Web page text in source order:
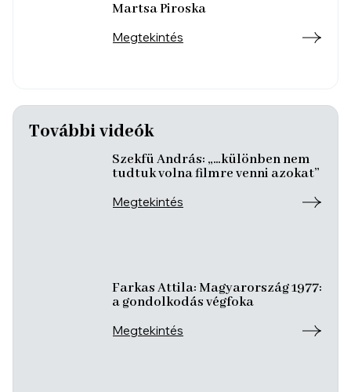
Martsa Piroska
Megtekintés
További videók
Szekfü András: „…különben nem
tudtuk volna filmre venni azokat”
Megtekintés
Farkas Attila: Magyarország 1977:
a gondolkodás végfoka
Megtekintés